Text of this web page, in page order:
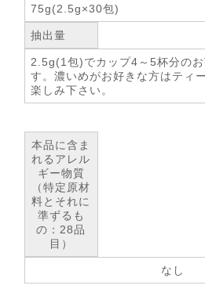
75g(2.5g×30包)
抽出量
2.5g(1包)でカップ4～5杯分のお
す。濃いめがお好きな方はティ
楽しみ下さい。
本品に含ま
れるアレル
ギー物質
（特定原材
料とそれに
準ずるも
の：28品
目）
なし